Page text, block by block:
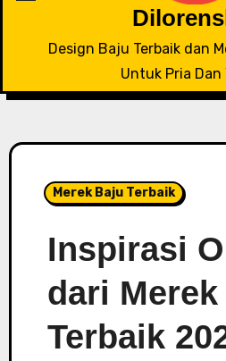
Design Baju Terbaik dan
Untuk Pria Dan
Merek Baju Terbaik
Inspirasi
dari
Terbaik